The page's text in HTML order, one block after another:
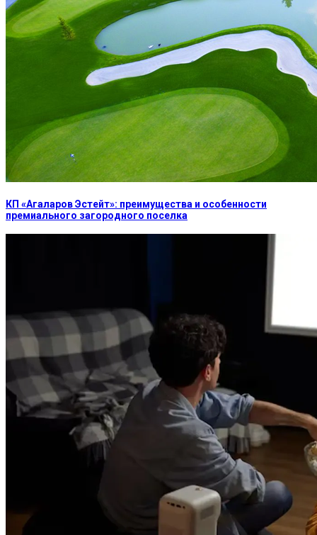
КП «Агаларов Эстейт»: преимущества и особенности
премиального загородного поселка